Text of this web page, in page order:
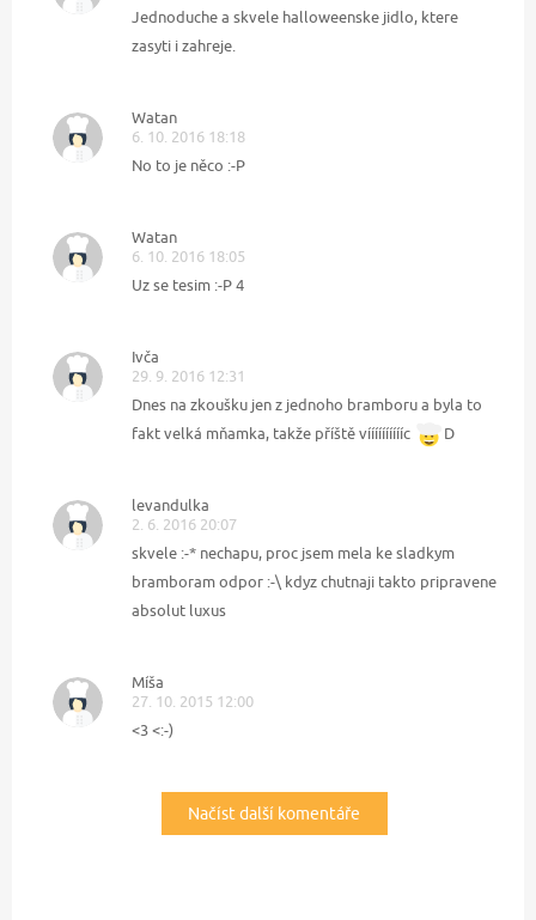
Jednoduche a skvele halloweenske jidlo, ktere
zasyti i zahreje.
Watan
6. 10. 2016 18:18
No to je něco :-P
Watan
6. 10. 2016 18:05
Uz se tesim :-P 4
Ivča
29. 9. 2016 12:31
Dnes na zkoušku jen z jednoho bramboru a byla to
fakt velká mňamka, takže příště vííííííííííc
D
levandulka
2. 6. 2016 20:07
skvele :-* nechapu, proc jsem mela ke sladkym
bramboram odpor :-\ kdyz chutnaji takto pripravene
absolut luxus
Míša
27. 10. 2015 12:00
<3 <:-)
Načíst další komentáře